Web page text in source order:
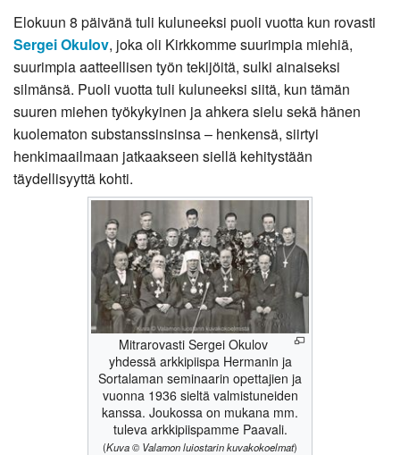
Elokuun 8 päivänä tuli kuluneeksi puoli vuotta kun rovasti
Sergei Okulov, joka oli Kirkkomme suurimpia miehiä,
suurimpia aatteellisen työn tekijöitä, sulki ainaiseksi
silmänsä. Puoli vuotta tuli kuluneeksi siitä, kun tämän
suuren miehen työkykyinen ja ahkera sielu sekä hänen
kuolematon substanssinsinsa – henkensä, siirtyi
henkimaailmaan jatkaakseen siellä kehitystään
täydellisyyttä kohti.
Mitrarovasti Sergei Okulov
yhdessä arkkipiispa Hermanin ja
Sortalaman seminaarin opettajien ja
vuonna 1936 sieltä valmistuneiden
kanssa. Joukossa on mukana mm.
tuleva arkkipiispamme Paavali.
(Kuva © Valamon luiostarin kuvakokoelmat)